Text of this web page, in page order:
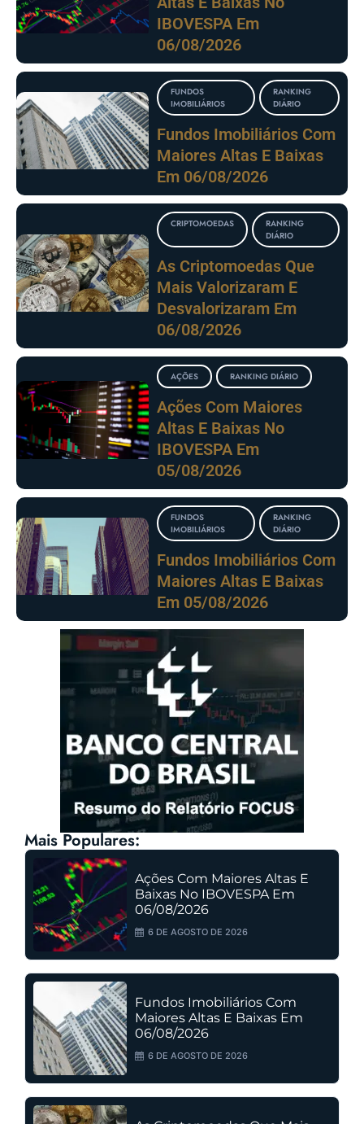
IBOVESPA Em
06/08/2026
FUNDOS
IMOBILIÁRIOS
RANKING
DIÁRIO
Fundos Imobiliários Com
Maiores Altas E Baixas
Em 06/08/2026
CRIPTOMOEDAS
RANKING
DIÁRIO
As Criptomoedas Que
Mais Valorizaram E
Desvalorizaram Em
06/08/2026
AÇÕES RANKING DIÁRIO
Ações Com Maiores
Altas E Baixas No
IBOVESPA Em
05/08/2026
FUNDOS
IMOBILIÁRIOS
RANKING
DIÁRIO
Fundos Imobiliários Com
Maiores Altas E Baixas
Em 05/08/2026
Mais Populares:
Ações Com Maiores Altas E
Baixas No IBOVESPA Em
06/08/2026
6 DE AGOSTO DE 2026
Fundos Imobiliários Com
Maiores Altas E Baixas Em
06/08/2026
6 DE AGOSTO DE 2026